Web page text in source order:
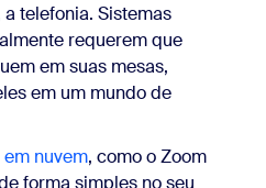
telefonia. Sistemas
requerem que
em suas mesas,
em um mundo de
nuvem, como o Zoom
forma simples no seu